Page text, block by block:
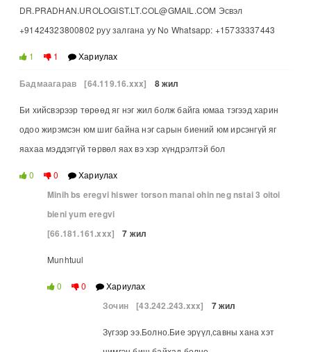
DR.PRADHAN.UROLOGIST.LT.COL@GMAIL.COM Эсвэл
+91424323800802 руу залгана уу No Whatsapp: +15733337443
1 1 Хариулах
Бадмаагарав [64.119.16.xxx] 8 жил
Би хийсвэрээр төрөөд яг нэг жил болж байга юмаа тэгээд харин
одоо жирэмсэн юм шиг байна нэг сарын биений юм ирсэнгүй яг
яахаа мэддэггүй төрвөл яах вэ хэр хүндрэлтэй бол
0 0 Хариулах
Minih bs eregvi hiswer torson manai ohin neg nstai 3 oitoi
bieni yum eregvi
[66.181.161.xxx]
7 жил
Munhtuul
0 0 Хариулах
Зочин [43.242.243.xxx] 7 жил
Зүгээр ээ.Болно.Бие эрүүл,савны хана хэт